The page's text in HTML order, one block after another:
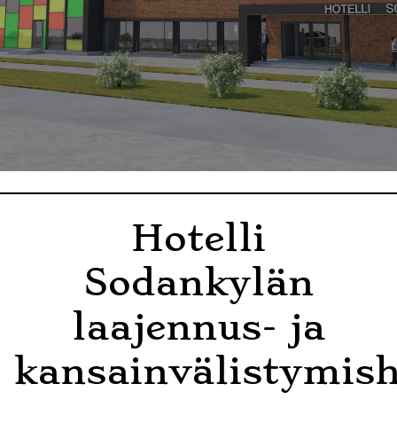
Hotelli
Sodankylän
laajennus- ja